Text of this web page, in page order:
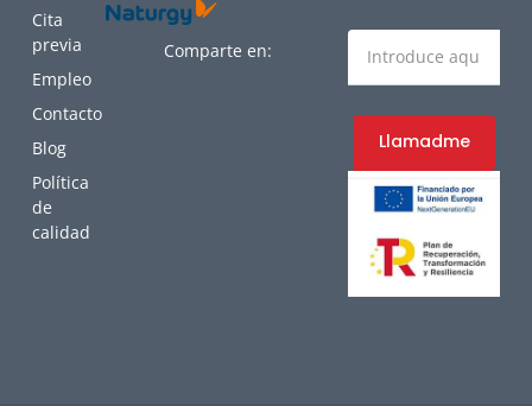
Comparte en:
Cita
previa
Empleo
Contacto
Blog
Política
de
calidad
Llamadme